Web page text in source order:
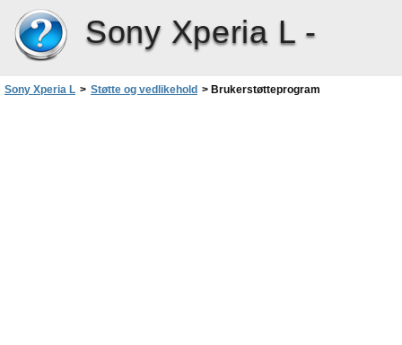
Sony Xperia L -
Sony Xperia L > Støtte og vedlikehold > Brukerstøtteprogram